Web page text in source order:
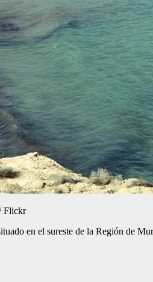
Flickr
en el sureste de la Región de